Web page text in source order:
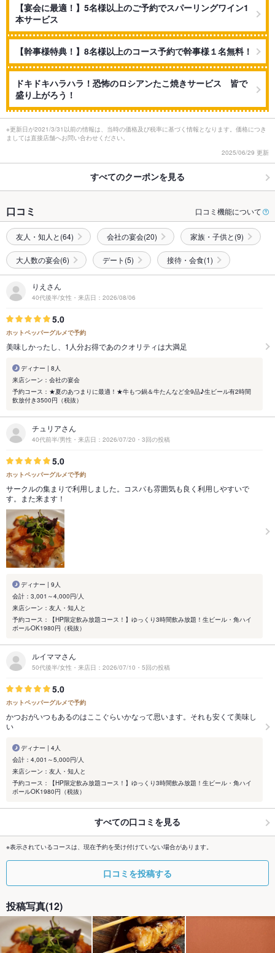
【宴会に最適！】5名様以上のご予約でスパーリングワイン1
本サービス
【幹事様特典！】8名様以上のコース予約で幹事様１名無料！
ドキドキハラハラ！恐怖のロシアンたこ焼きサービス 皆で
盛り上がろう！
※更新日が2021/3/31以前の情報は、当時の価格及び税率に基づく情報となります。価格につき
ましては直接店舗へお問い合わせください。
2025/06/29 更新
すべてのクーポンを見る
口コミ 口コミ機能について
友人・知人と(64) 会社の宴会(20) 家族・子供と(9)
大人数の宴会(6) デート(5) 接待・会食(1)
りえさん
40代後半/女性・来店日：2026/08/06
5.0
ホットペッパーグルメで予約
美味しかったし、1人分お得であのクオリティは大満足
ディナー | 8人
来店シーン：会社の宴会
予約コース：★夏のあつまりに最適！★牛もつ鍋＆牛たんなど全9品♪生ビール有2時間
飲放付き3500円（税抜）
チュリアさん
40代前半/男性・来店日：2026/07/20・3回の投稿
5.0
ホットペッパーグルメで予約
サークルの集まりで利用しました。コスパも雰囲気も良く利用しやすいで
す。また来ます！
ディナー | 9人
会計：3,001～4,000円/人
来店シーン：友人・知人と
予約コース：【HP限定飲み放題コース！】ゆっくり3時間飲み放題！生ビール・角ハイ
ボールOK1980円（税抜）
ルイママさん
50代後半/女性・来店日：2026/07/10・5回の投稿
5.0
ホットペッパーグルメで予約
かつおがいつもあるのはここぐらいかなって思います。それも安くて美味し
い
ディナー | 4人
会計：4,001～5,000円/人
来店シーン：友人・知人と
予約コース：【HP限定飲み放題コース！】ゆっくり3時間飲み放題！生ビール・角ハイ
ボールOK1980円（税抜）
すべての口コミを見る
※表示されているコースは、現在予約を受け付けていない場合があります。
口コミを投稿する
投稿写真(12)